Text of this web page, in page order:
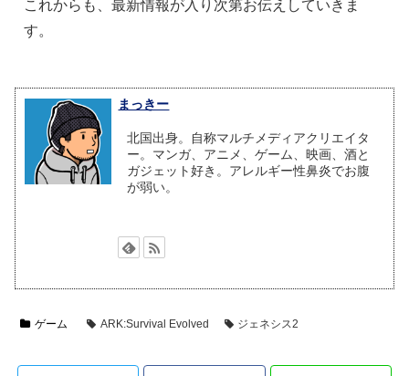
これからも、最新情報が入り次第お伝えしていきま
す。
まっきー
北国出身。自称マルチメディアクリエイタ
ー。マンガ、アニメ、ゲーム、映画、酒と
ガジェット好き。アレルギー性鼻炎でお腹
が弱い。
ゲーム ARK:Survival Evolved ジェネシス2